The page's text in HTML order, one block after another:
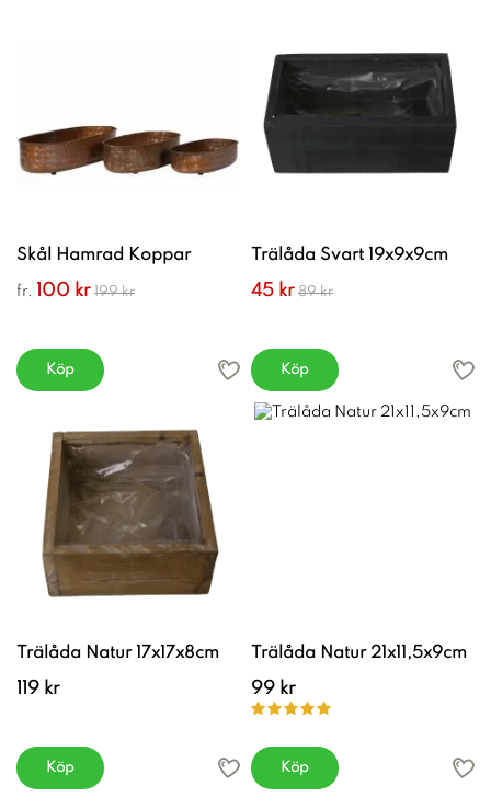
Skål Hamrad Koppar
fr. 100 kr 199 kr
Köp
Trälåda Svart 19x9x9cm
45 kr 89 kr
Köp
Trälåda Natur 17x17x8cm
119 kr
Köp
Trälåda Natur 21x11,5x9cm
99 kr
Köp